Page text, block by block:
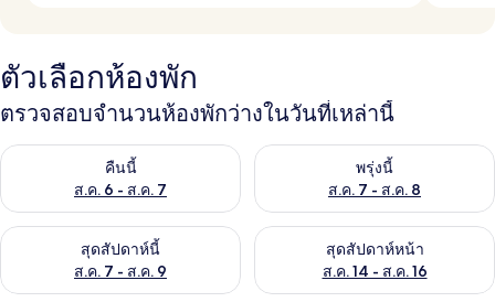
ตัวเลือกห้องพัก
ตรวจสอบจำนวนห้องพักว่างในวันที่เหล่านี้
คืนนี้
ส.ค. 6 - ส.ค. 7
ตรวจสอบจำนวนห้องพักว่างในคืนนี้ ส.ค. 6 - ส.ค. 7พรุ่งนี้
ส.ค. 7 - ส.ค. 8
ตรวจสอบจำนวนห้องพักว่างใน
สุดสัปดาห์นี้
ส.ค. 7 - ส.ค. 9
ตรวจสอบจำนวนห้องพักว่างในสุดสัปดาห์นี้ ส.ค. 7 - ส.ค. 9
สุดสัปดาห์หน้า
ส.ค. 14 - ส.ค. 16
ตรวจสอบจำนวนห้องพักว่างใน